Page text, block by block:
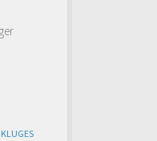
KLUGES